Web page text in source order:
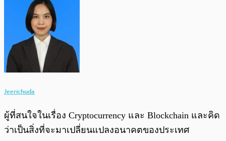
Jeerichuda
ผู้ที่สนใจในเรื่อง Cryptocurrency และ Blockchain และคิด
ว่าเป็นสิ่งที่จะมาเปลี่ยนแปลงอนาคตของประเทศ